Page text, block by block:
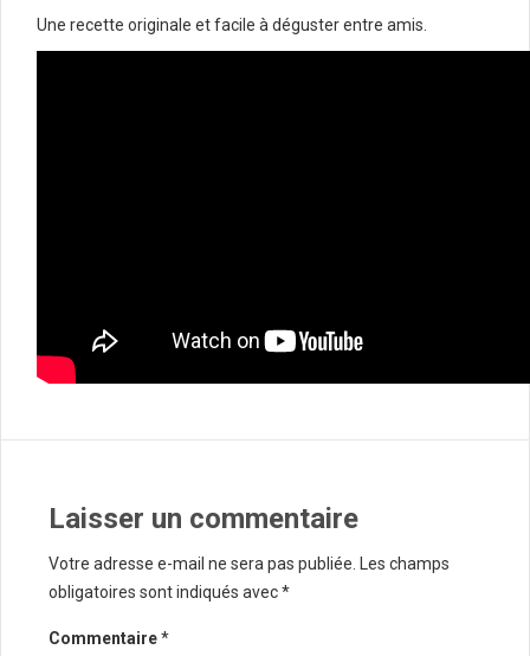
Une recette originale et facile à déguster entre amis.
Laisser un commentaire
Votre adresse e-mail ne sera pas publiée.
Les champs
obligatoires sont indiqués avec*
Commentaire*